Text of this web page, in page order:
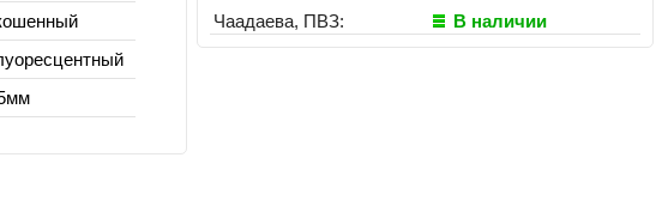
Чаадаева, ПВЗ:
В наличии